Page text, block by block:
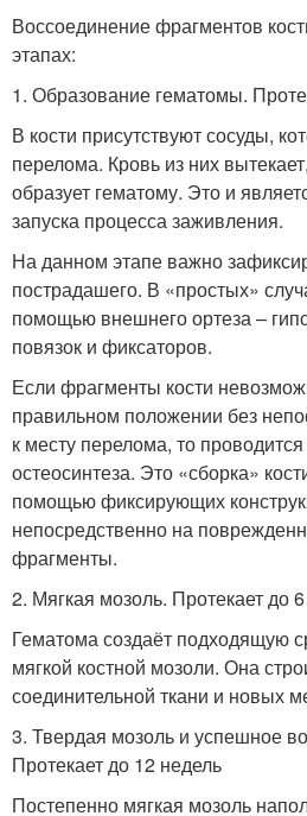
Воссоединение фрагментов
этапах:
1. Образование гематомы.
В кости присутствуют сосуды,
перелома. Кровь из них
образует гематому. Это и
запуска процесса заживления.
На данном этапе важно
пострадашего. В «простых»
помощью внешнего ортеза –
повязок и фиксаторов.
Если фрагменты кости
правильном положении без
к месту перелома, то
остеосинтеза. Это «сборка»
помощью фиксирующих
непосредственно на
фрагменты.
2. Мягкая мозоль. Протекает до
Гематома создаёт подходящую
мягкой костной мозоли. Она
соединительной ткани и новых
3. Твердая мозоль и успешное
Протекает до 12 недель
Постепенно мягкая мозоль